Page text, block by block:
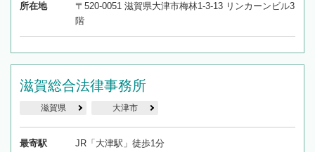
所在地
〒520-0051 滋賀県大津市梅林1-3-13 リンカーンビル3
階
滋賀総合法律事務所
滋賀県 大津市
最寄駅 JR「大津駅」徒歩1分